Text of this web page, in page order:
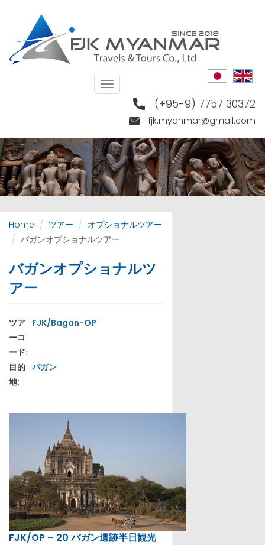
content
(+95-9) 7757 30372
fjk.myanmar@gmail.com
Toggle
navigation
Home ツアー
オプショナルツアー
バガンオプショナルツアー
バガンオプショナルツ
アー
ツア
ーコ
ード:
FJK/Bagan-OP
目的
地:
バガン
FJK/OP – 20 バガン遺跡半日観光